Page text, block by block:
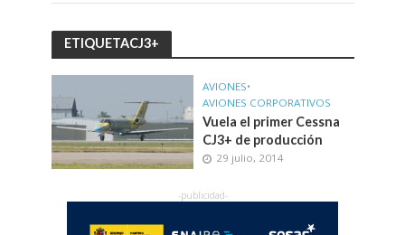
ETIQUETACJ3+
AVIONES•
AVIONES CORPORATIVOS
Vuela el primer Cessna
CJ3+ de producción
29 julio, 2014